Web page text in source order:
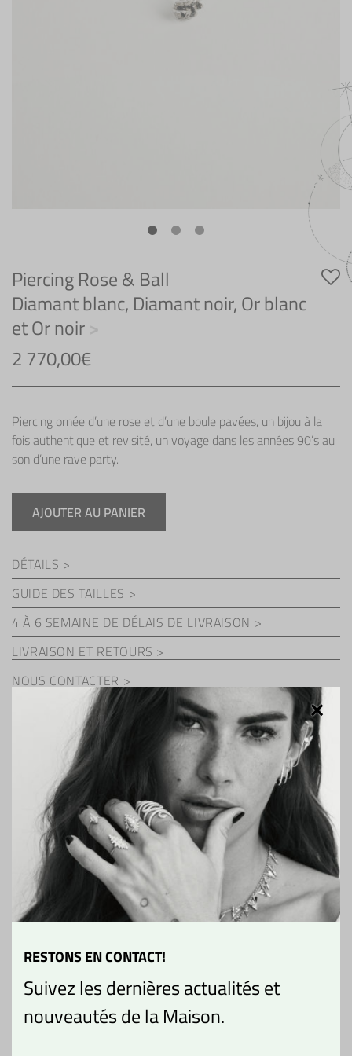
RESTONS EN CONTACT!
Suivez les dernières actualités et
nouveautés de la Maison.
Piercing Rose & Ball
Diamant blanc, Diamant noir, Or blanc
et Or noir
2 770,00€
Piercing ornée d’une rose et d’une boule pavées, un bijou à la
fois authentique et revisité, un voyage dans les années 90’s au
son d’une rave party.
quantité
de
Piercing
Rose
&
Ball
AJOUTER AU PANIER
DÉTAILS >
GUIDE DES TAILLES >
4 À 6 SEMAINE DE DÉLAIS DE LIVRAISON >
LIVRAISON ET RETOURS
NOUS CONTACTER
COLLECTION MUSE
VOUS AIMEREZ AUSSI